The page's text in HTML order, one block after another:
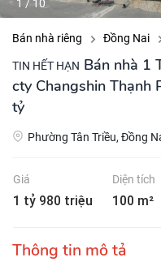
1 / 10
Bán nhà riêng Đồng Nai
TIN HẾT HẠN Bán nhà 1
cty Changshin Thạnh
tỷ
Phường Tân Triều, Đồng
Giá
1 tỷ 980 triệu
Diện tích
100 m²
Thông tin mô tả